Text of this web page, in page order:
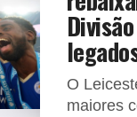
O
maiores